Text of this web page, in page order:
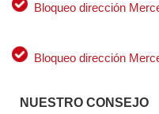
Bloqueo dirección
Bloqueo dirección
NUESTRO CONSEJO